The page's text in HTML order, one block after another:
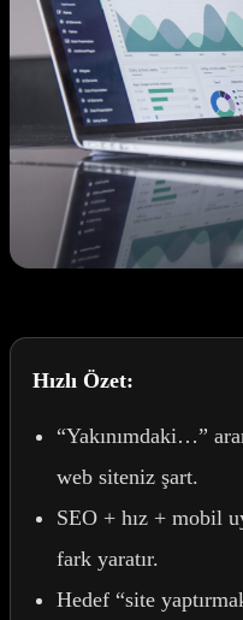
Hızlı Özet:
“Yakınımdaki…”
web siteniz şart.
SEO + hız + mobil
fark yaratır.
Hedef “site